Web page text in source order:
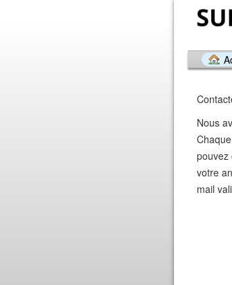
Nous
pouvez
votre
mail